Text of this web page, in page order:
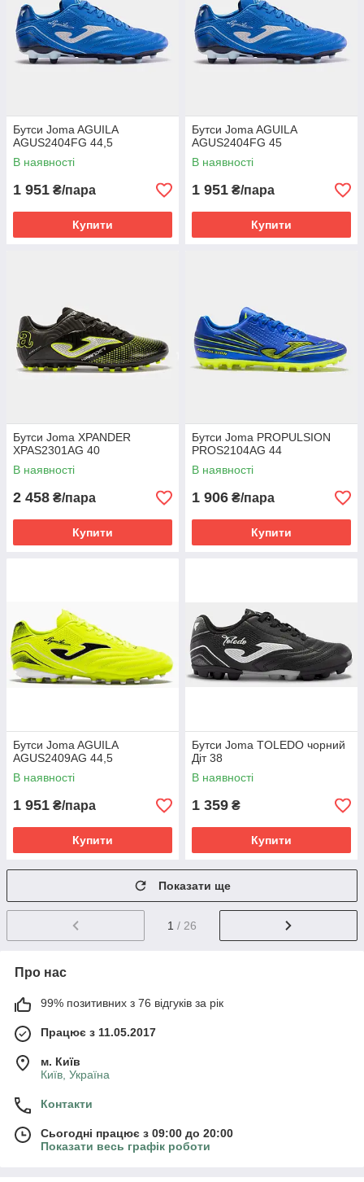
Бутси Joma AGUILA
AGUS2404FG 44,5
В наявності
1 951 ₴/пара
Купити
Бутси Joma AGUILA
AGUS2404FG 45
В наявності
1 951 ₴/пара
Купити
Бутси Joma XPANDER
XPAS2301AG 40
В наявності
2 458 ₴/пара
Купити
Бутси Joma PROPULSION
PROS2104AG 44
В наявності
1 906 ₴/пара
Купити
Бутси Joma AGUILA
AGUS2409AG 44,5
В наявності
1 951 ₴/пара
Купити
Бутси Joma TOLEDO чорний
Діт 38
В наявності
1 359 ₴
Купити
Показати ще
1 / 26
Про нас
99% позитивних з 76 відгуків за рік
Працює з 11.05.2017
м. Київ
Київ, Україна
Контакти
Сьогодні працює з 09:00 до 20:00
Показати весь графік роботи